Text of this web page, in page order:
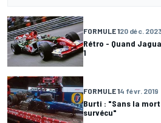
FORMULE 120 déc.
Rétro - Quand
1
FORMULE 14 févr. 2019
Burti : "Sans la
survécu"